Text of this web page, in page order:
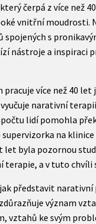
čerpá z více než
vnitřní moudrosti.
spojených s
nástroje a
pracuje více než 40
narativní
lidí pomohla
supervizorka na
let byla pozornou
a v tuto chvíli
představit
význam
vztahů ke svým